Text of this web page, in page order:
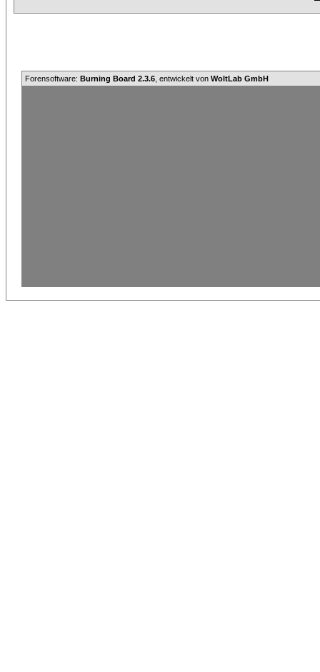
Forensoftware: Burning Board 2.3.6 , entwickelt von WoltLab GmbH